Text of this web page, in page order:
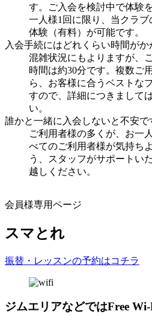
す。ご入会を検討中で体験
一人様1回に限り、当クラ
体験（有料）が可能です。
入会手続にはどれくらい時間がか
混雑状況にもよりますが、
時間は約30分です。複数ご
ら、お客様に合うベストな
すので、詳細につきまして
い。
誰かと一緒に入会しないと不安で
ご利用者様の多くが、お一
べてのご利用者様が気持ち
う、スタッフがサポートい
越しください。
会員様専用ページ
スマとれ
振替・レッスンの予約はコチラ
ジムエリアなどではFree